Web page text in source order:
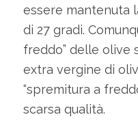
essere mantenuta
di 27 gradi.
freddo” delle olive
extra vergine di
“spremitura a
scarsa qualità.